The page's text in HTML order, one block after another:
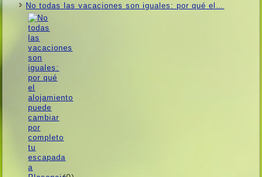
No todas las vacaciones son iguales: por qué el…